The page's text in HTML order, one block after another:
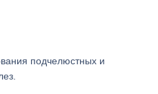
подчелюстных и